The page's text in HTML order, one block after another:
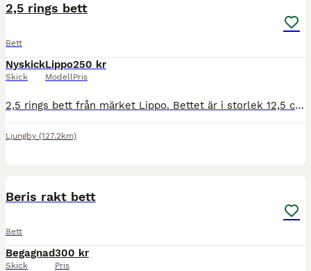
2,5 rings bett
Bett
Nyskick
Skick
Lippo
Modell
250 kr
Pris
2,5 rings bett från märket Lippo. Bettet är i storlek 12,5 cm. Mycket bra skick. Inga bitmärken..
Ljungby (127.2km)
Beris rakt bett
Bett
Begagnad
Skick
300 kr
Pris